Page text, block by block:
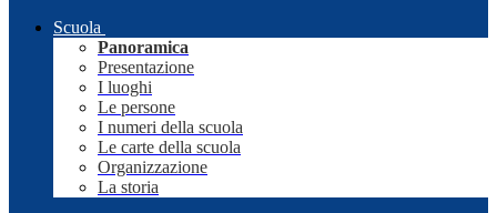
Scuola
Panoramica
Presentazione
I luoghi
Le persone
I numeri della scuola
Le carte della scuola
Organizzazione
La storia